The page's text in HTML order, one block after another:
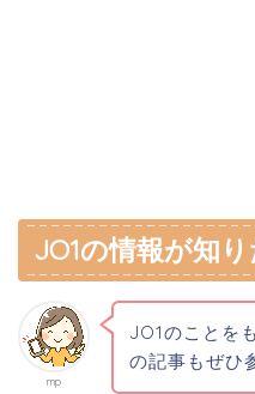
JO1の情報が知り
mp
JO1のことを
の記事もぜひ